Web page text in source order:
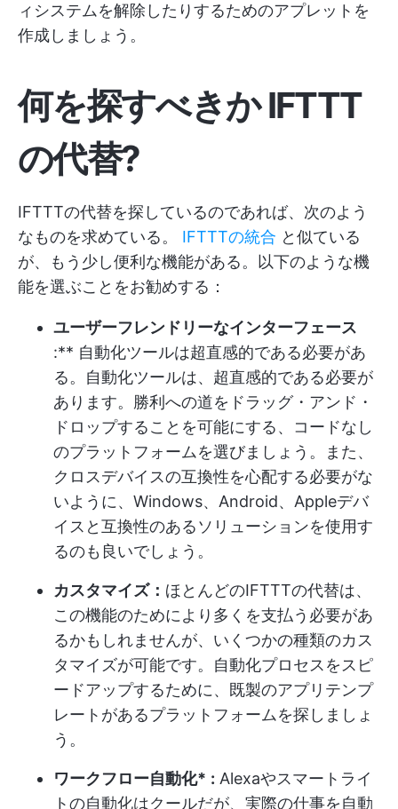
ィシステムを解除したりするためのアプレットを
作成しましょう。
何を探すべきか IFTTT
の代替?
IFTTTの代替を探しているのであれば、次のよう
なものを求めている。 IFTTTの統合 と似ている
が、もう少し便利な機能がある。以下のような機
能を選ぶことをお勧めする：
ユーザーフレンドリーなインターフェース
:** 自動化ツールは超直感的である必要があ
る。自動化ツールは、超直感的である必要が
あります。勝利への道をドラッグ・アンド・
ドロップすることを可能にする、コードなし
のプラットフォームを選びましょう。また、
クロスデバイスの互換性を心配する必要がな
いように、Windows、Android、Appleデバ
イスと互換性のあるソリューションを使用す
るのも良いでしょう。
カスタマイズ： ほとんどのIFTTTの代替は、
この機能のためにより多くを支払う必要があ
るかもしれませんが、いくつかの種類のカス
タマイズが可能です。自動化プロセスをスピ
ードアップするために、既製のアプリテンプ
レートがあるプラットフォームを探しましょ
う。
ワークフロー自動化* : Alexaやスマートライ
トの自動化はクールだが、実際の仕事を自動